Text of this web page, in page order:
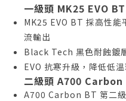
一級頭 MK25 EVO BT
MK25 EVO BT 採高性能
流輸出
Black Tech 黑色耐蝕鍍
EVO 抗寒升級，降低低
二級頭 A700 Carbon
A700 Carbon BT 第二級